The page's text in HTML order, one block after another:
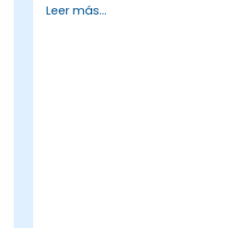
herramientas para la robótica,
Leer más...